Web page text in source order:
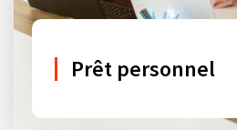
Prêt personnel